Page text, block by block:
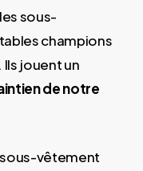
sous-
champions
jouent un
de notre
vêtement